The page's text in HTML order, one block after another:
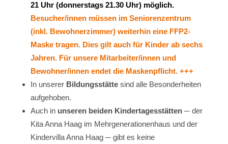
21 Uhr (donnerstags 21.30 Uhr) möglich.
Besucher/innen müssen im Seniorenzentrum
(inkl. Bewohnerzimmer) weiterhin eine FFP2-
Maske tragen. Dies gilt auch für Kinder ab sechs
Jahren. Für unsere Mitarbeiter/innen und
Bewohner/innen endet die Maskenpflicht. +++
In unserer Bildungsstättesind alle Besonderheiten
aufgehoben.
Auch in unseren beiden Kindertagesstätten─ der
Kita Anna Haag im Mehrgenerationenhaus und der
Kindervilla Anna Haag ─ gibt es keine